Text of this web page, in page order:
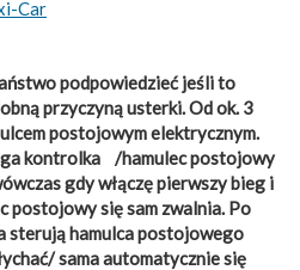
Car
podpowiedzieć jeśli to
przyczyną usterki. Od ok. 3
postojowym elektrycznym.
kontrolka /hamulec postojowy
gdy włączę pierwszy bieg i
postojowy się sam zwalnia. Po
sterują hamulca postojowego
sama automatycznie się